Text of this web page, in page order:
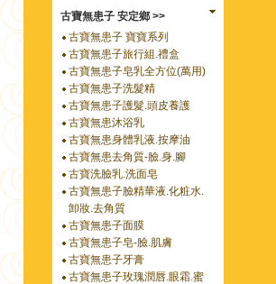
古寶無患子 安定鄉 >>
古寶無患子 寶寶系列
古寶無患子旅行組.禮盒
古寶無患子皂乳全方位(萬用)
古寶無患子洗髮精
古寶無患子護髮.頭皮養護
古寶無患沐浴乳
古寶無患身體乳液.按摩油
古寶無患去角質-臉.身.腳
古寶洗臉乳.洗面皂
古寶無患子臉精華液.化粧水.
卸妝.去角質
古寶無患子面膜
古寶無患子皂-臉.肌膚
古寶無患子牙膏
古寶無患子玫瑰潤唇.眼霜.蜜